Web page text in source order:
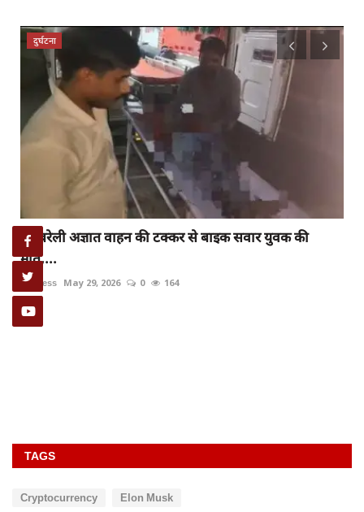
दुर्घटना
रायबरेली अज्ञात वाहन की टक्कर से बाइक सवार युवक की
मौत,...
rexpress May 29, 2026 0 164
TAGS
Cryptocurrency Elon Musk